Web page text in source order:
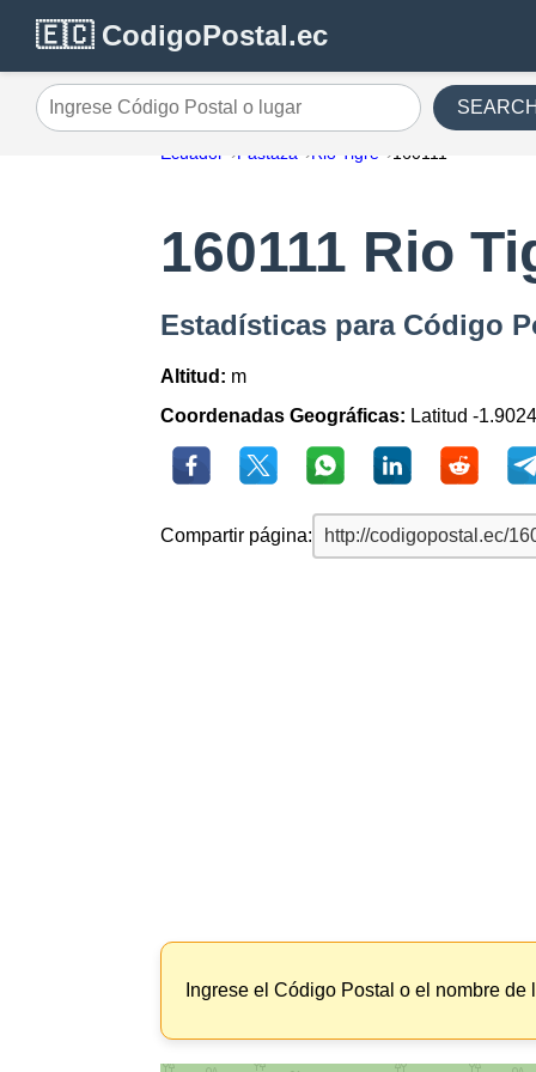
🇪🇨 CodigoPostal.ec
Ingrese Código Postal o lugar
Ecuador Pastaza Rio Tigre 160111
160111 Rio
Estadísticas para Código
Altitud: m
Coordenadas Geográficas: Latitud -
Compartir página:
Ingrese el Código Postal o el nombre